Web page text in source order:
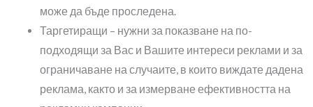
може да бъде проследена.
Таргетиращи – нужни за показване на по-
подходящи за Вас и Вашите интереси реклами и за
ограничаване на случаите, в които виждате дадена
реклама, както и за измерване ефективността на